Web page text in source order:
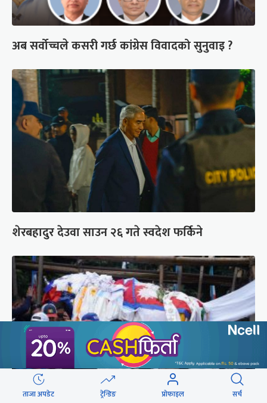
अब सर्वोच्चले कसरी गर्छ कांग्रेस विवादको सुनुवाइ ?
शेरबहादुर देउवा साउन २६ गते स्वदेश फर्किने
ताजा अपडेट ट्रेन्डिङ प्रोफाइल सर्च